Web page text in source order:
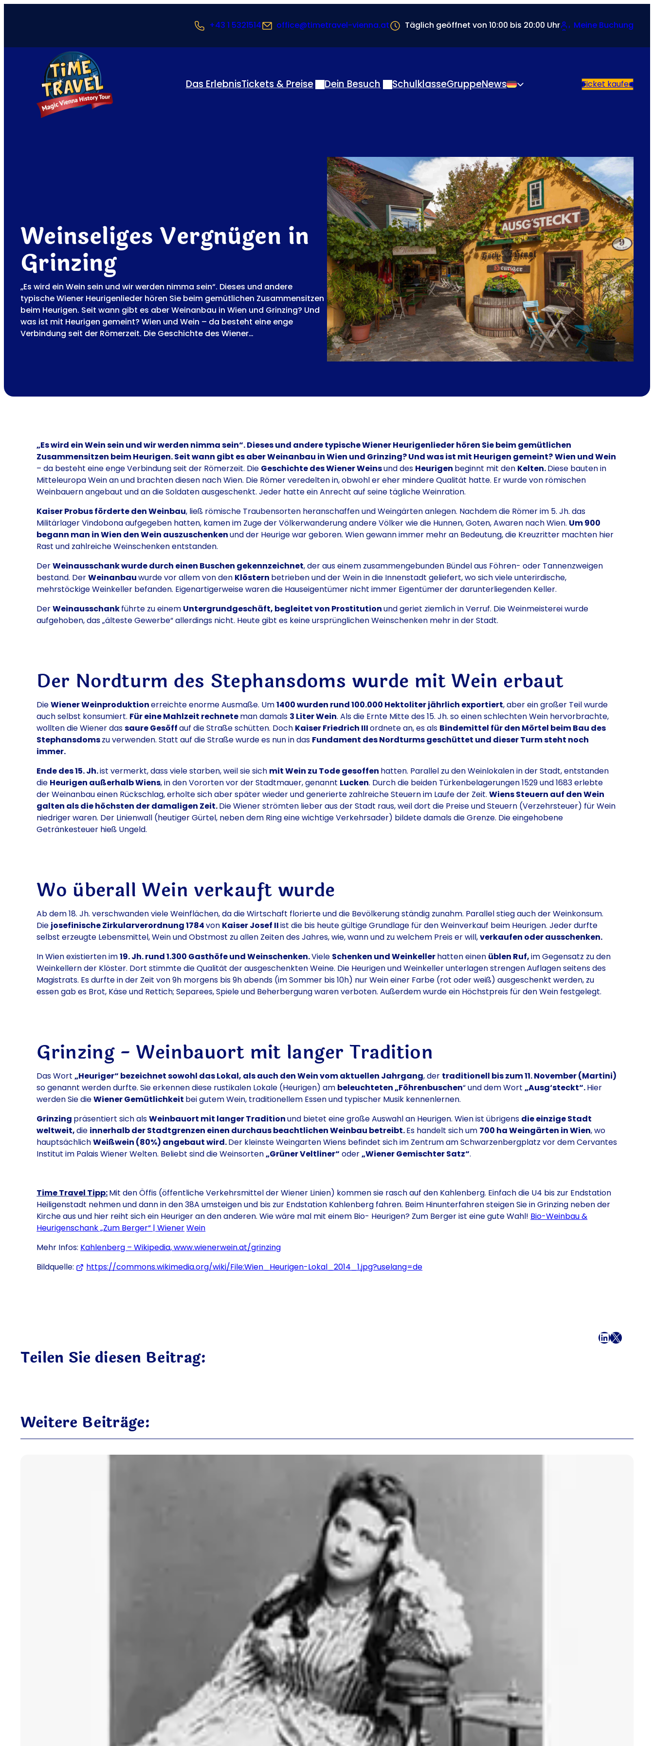
+43 1 5321514 office@timetravel-vienna.at Täglich geöffnet von 10:00 bis 20:00 Uhr Meine Buchung
Das ErlebnisTickets & Preise Dein Besuch SchulklasseGruppeNews Deutsch Ticket kaufen
Weinseliges Vergnügen in
Grinzing
„Es wird ein Wein sein und wir werden nimma sein“. Dieses und andere
typische Wiener Heurigenlieder hören Sie beim gemütlichen Zusammensitzen
beim Heurigen. Seit wann gibt es aber Weinanbau in Wien und Grinzing? Und
was ist mit Heurigen gemeint? Wien und Wein – da besteht eine enge
Verbindung seit der Römerzeit. Die Geschichte des Wiener…
„Es wird ein Wein sein und wir werden nimma sein“. Dieses und andere typische Wiener Heurigenlieder hören Sie beim gemütlichen
Zusammensitzen beim Heurigen. Seit wann gibt es aber Weinanbau in Wien und Grinzing? Und was ist mit Heurigen gemeint?Wien und Wein
– da besteht eine enge Verbindung seit der Römerzeit. Die Geschichte des Wiener Weinsund des Heurigen beginnt mit den Kelten.Diese bauten in
Mitteleuropa Wein an und brachten diesen nach Wien. Die Römer veredelten in, obwohl er eher mindere Qualität hatte. Er wurde von römischen
Weinbauern angebaut und an die Soldaten ausgeschenkt. Jeder hatte ein Anrecht auf seine tägliche Weinration.
Kaiser Probus förderte den Weinbau, ließ römische Traubensorten heranschaffen und Weingärten anlegen. Nachdem die Römer im 5. Jh. das
Militärlager Vindobona aufgegeben hatten, kamen im Zuge der Völkerwanderung andere Völker wie die Hunnen, Goten, Awaren nach Wien. Um 900
begann man in Wien den Wein auszuschenkenund der Heurige war geboren. Wien gewann immer mehr an Bedeutung, die Kreuzritter machten hier
Rast und zahlreiche Weinschenken entstanden.
DerWeinausschank wurde durch einen Buschen gekennzeichnet, der aus einem zusammengebunden Bündel aus Föhren- oder Tannenzweigen
bestand. DerWeinanbauwurde vor allem von den Klöstern betrieben und der Wein in die Innenstadt geliefert, wo sich viele unterirdische,
mehrstöckige Weinkeller befanden. Eigenartigerweise waren die Hauseigentümer nicht immer Eigentümer der darunterliegenden Keller.
DerWeinausschankführte zu einem Untergrundgeschäft, begleitet von Prostitutionund geriet ziemlich in Verruf. Die Weinmeisterei wurde
aufgehoben, das „älteste Gewerbe“ allerdings nicht. Heute gibt es keine ursprünglichen Weinschenken mehr in der Stadt.
Der Nordturm des Stephansdoms wurde mit Wein erbaut
DieWiener Weinproduktionerreichte enorme Ausmaße. Um1400 wurden rund 100.000 Hektoliter jährlich exportiert, aber ein großer Teil wurde
auch selbst konsumiert. Für eine Mahlzeit rechneteman damals 3 Liter Wein. Als die Ernte Mitte des 15. Jh. so einen schlechten Wein hervorbrachte,
wollten die Wiener dassaure Gesöffauf die Straße schütten. Doch Kaiser Friedrich IIIordnete an, es als Bindemittel für den Mörtel beim Bau des
Stephansdomszu verwenden. Statt auf die Straße wurde es nun in das Fundament des Nordturms geschüttet und dieser Turm steht noch
immer.
Ende des 15. Jh.ist vermerkt, dass viele starben, weil sie sich mit Wein zu Tode gesoffen hatten. Parallel zu den Weinlokalen in der Stadt, entstanden
die Heurigen außerhalb Wiens, in den Vororten vor der Stadtmauer, genannt Lucken. Durch die beiden Türkenbelagerungen 1529 und 1683 erlebte
der Weinanbau einen Rückschlag, erholte sich aber später wieder und generierte zahlreiche Steuern im Laufe der Zeit.Wiens Steuern auf den Wein
galten als die höchsten der damaligen Zeit.Die Wiener strömten lieber aus der Stadt raus, weil dort die Preise und Steuern (Verzehrsteuer) für Wein
niedriger waren. Der Linienwall (heutiger Gürtel, neben dem Ring eine wichtige Verkehrsader) bildete damals die Grenze. Die eingehobene
Getränkesteuer hieß Ungeld.
Wo überall Wein verkauft wurde
Ab dem 18. Jh. verschwanden viele Weinflächen, da die Wirtschaft florierte und die Bevölkerung ständig zunahm. Parallel stieg auch der Weinkonsum.
Die josefinische Zirkularverordnung 1784von Kaiser Josef IIist die bis heute gültige Grundlage für den Weinverkauf beim Heurigen. Jeder durfte
selbst erzeugte Lebensmittel, Wein und Obstmost zu allen Zeiten des Jahres, wie, wann und zu welchem Preis er will,verkaufen oder ausschenken.
In Wien existierten im19. Jh. rund 1.300 Gasthöfe und Weinschenken.Viele Schenken und Weinkellerhatten einen üblen Ruf,im Gegensatz zu den
Weinkellern der Klöster. Dort stimmte die Qualität der ausgeschenkten Weine. Die Heurigen und Weinkeller unterlagen strengen Auflagen seitens des
Magistrats. Es durfte in der Zeit von 9h morgens bis 9h abends (im Sommer bis 10h) nur Wein einer Farbe (rot oder weiß) ausgeschenkt werden, zu
essen gab es Brot, Käse und Rettich; Separees, Spiele und Beherbergung waren verboten. Außerdem wurde ein Höchstpreis für den Wein festgelegt.
Grinzing - Weinbauort mit langer Tradition
Das Wort„Heuriger“ bezeichnet sowohl das Lokal, als auch den Wein vom aktuellen Jahrgang, der traditionell bis zum 11. November (Martini)
so genannt werden durfte. Sie erkennen diese rustikalen Lokale (Heurigen) am beleuchteten „Föhrenbuschen“ und dem Wort„Ausg‘steckt“.Hier
werden Sie dieWiener Gemütlichkeit bei gutem Wein, traditionellem Essen und typischer Musik kennenlernen.
Grinzing präsentiert sich alsWeinbauort mit langer Traditionund bietet eine große Auswahl an Heurigen. Wien ist übrigens die einzige Stadt
weltweit,die innerhalb der Stadtgrenzen einen durchaus beachtlichen Weinbau betreibt.Es handelt sich um 700 ha Weingärten in Wien, wo
hauptsächlichWeißwein (80%) angebaut wird.Der kleinste Weingarten Wiens befindet sich im Zentrum am Schwarzenbergplatz vor dem Cervantes
Institut im Palais Wiener Welten. Beliebt sind die Weinsorten„Grüner Veltliner“ oder„Wiener Gemischter Satz“.
Time Travel Tipp:Mit den Öffis (öffentliche Verkehrsmittel der Wiener Linien) kommen sie rasch auf den Kahlenberg. Einfach die U4 bis zur Endstation
Heiligenstadt nehmen und dann in den 38A umsteigen und bis zur Endstation Kahlenberg fahren. Beim Hinunterfahren steigen Sie in Grinzing neben der
Kirche aus und hier reiht sich ein Heuriger an den anderen. Wie wäre mal mit einem Bio- Heurigen? Zum Berger ist eine gute Wahl! Bio-Weinbau &
Heurigenschank „Zum Berger“ | WienerWein
Mehr Infos: Kahlenberg – Wikipedia,www.wienerwein.at/grinzing
Bildquelle:
https://commons.wikimedia.org/wiki/File:Wien_Heurigen-Lokal_2014_1.jpg?uselang=de
Teilen Sie diesen Beitrag:
Facebook
LinkedIn
X E-Mail
Weitere Beiträge: